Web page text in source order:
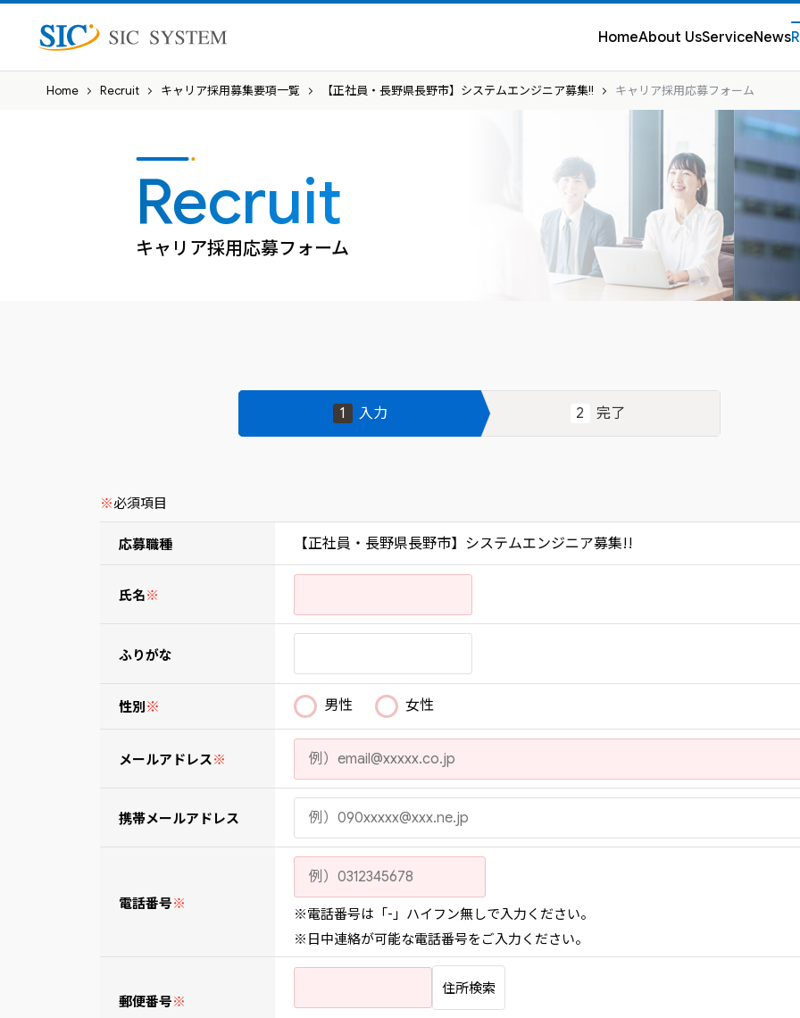
株式会社SICシステム HomeAbout UsServiceNews
Home Recruit キャリア採用募集要項一覧 【正社員・長野県長野市】システムエンジニア募集!! キャリア採用応募フォーム
Recruit
キャリア採用応募フォーム
1 入力 2 完了
※必須項目
応募職種 【正社員・長野県長野市】システムエンジニア募集!!
氏名※
ふりがな
性別 ※ 男性 女性
メールアドレス※
携帯メールアドレス
電話番号※
※電話番号は「-」ハイフン無しで入力ください。
※日中連絡が可能な電話番号をご入力ください。
郵便番号※
住所検索